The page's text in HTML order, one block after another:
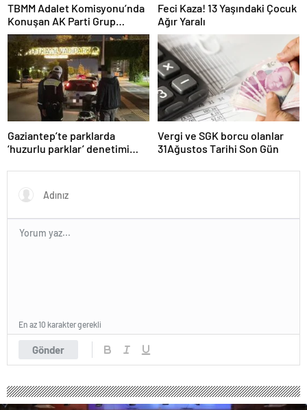
TBMM Adalet Komisyonu’nda
Konuşan AK Parti Grup
Başkanvekili Abdulhamit Gül:
“Kanun Teklifi Milletimizin
Teklifidir”
Feci Kaza! 13 Yaşındaki Çocuk
Ağır Yaralı
Gaziantep’te parklarda
‘huzurlu parklar’ denetimi
Vergi ve SGK borcu olanlar
31Ağustos Tarihi Son Gün
Gönder
En az 10 karakter gerekli